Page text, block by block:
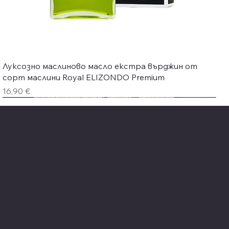
Бърз преглед
Луксозно маслиново масло екстра върджин от
сорт маслини Royal ELIZONDO Premium
Цена
16,90 €